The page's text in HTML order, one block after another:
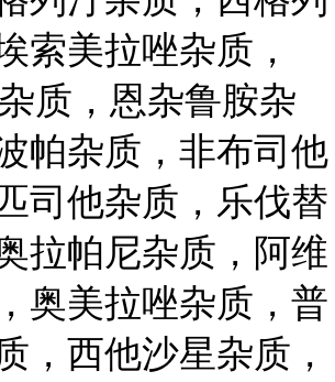
索美拉唑杂质，
质，恩杂鲁胺杂
帕杂质，非布司他
司他杂质，乐伐替
拉帕尼杂质，阿维
奥美拉唑杂质，普
，西他沙星杂质，